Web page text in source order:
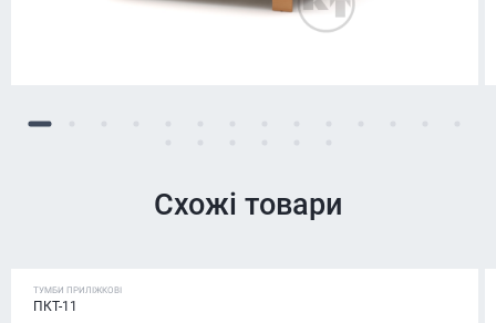
Схожі товари
ТУМБИ ПРИЛІЖКОВІ
ПКТ-11